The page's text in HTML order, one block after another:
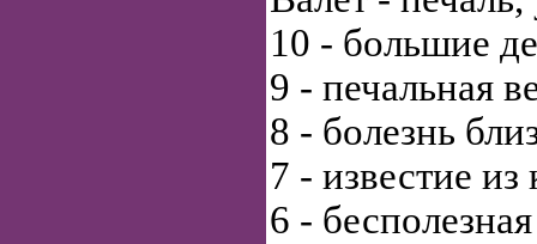
10 - большие
9 - печальная
8 - болезнь
7 - известие из
6 -